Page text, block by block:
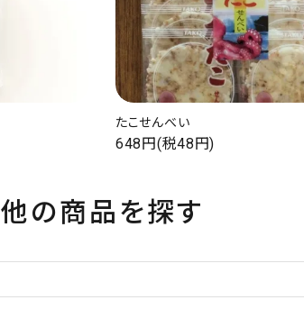
たこせんべい
648円(税48円)
他の商品を探す